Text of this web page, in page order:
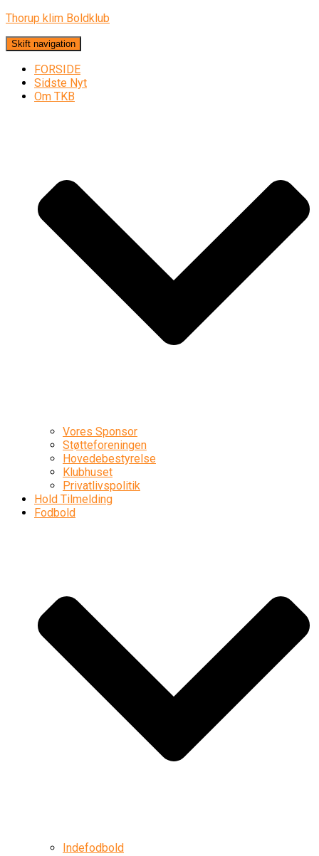
Thorup klim Boldklub
Skift navigation
FORSIDE
Sidste Nyt
Om TKB
Vores Sponsor
Støtteforeningen
Hovedebestyrelse
Klubhuset
Privatlivspolitik
Hold Tilmelding
Fodbold
Indefodbold